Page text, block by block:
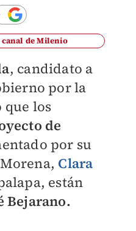
canal de Milenio
, candidato a
por la
que los
de
por su
Clara
están
Bejarano.